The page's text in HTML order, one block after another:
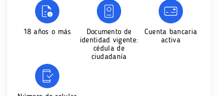
18 años o más
Documento de
identidad vigente:
cédula de
ciudadanía
Cuenta bancaria
activa